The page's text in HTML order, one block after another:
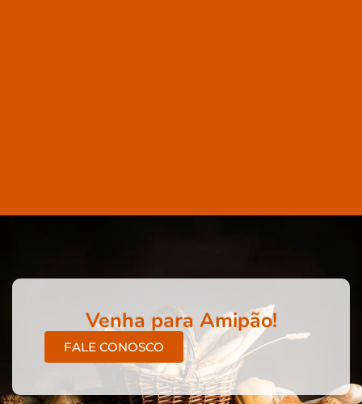
Venha para Amipão!
FALE CONOSCO